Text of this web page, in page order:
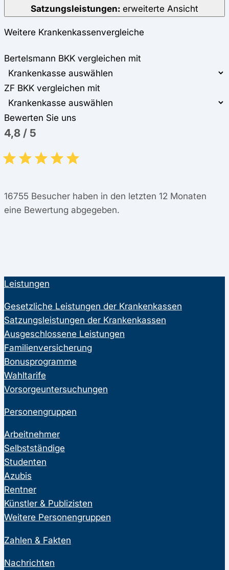
Satzungsleistungen: erweiterte Ansicht
Weitere Krankenkassenvergleiche
Bertelsmann BKK vergleichen mit
ZF BKK vergleichen mit
Bewerten Sie uns
4,8 / 5
16755 Besucher haben in den letzten 12 Monaten
eine Bewertung abgegeben.
Leistungen
Gesetzliche Leistungen der Krankenkassen
Satzungsleistungen der Krankenkassen
Ausgeschlossene Leistungen
Familienversicherung
Bonusprogramme
Wahltarife
Vorsorgeuntersuchungen
Personengruppen
Arbeitnehmer
Selbstständige
Studenten
Azubis
Rentner
Künstler & Publizisten
Weitere Personengruppen
Zahlen & Fakten
Nachrichten